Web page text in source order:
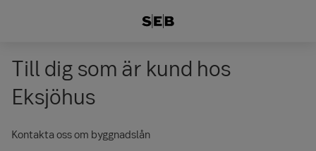
Till dig som är kund hos
Eksjöhus
Kontakta oss om byggnadslån